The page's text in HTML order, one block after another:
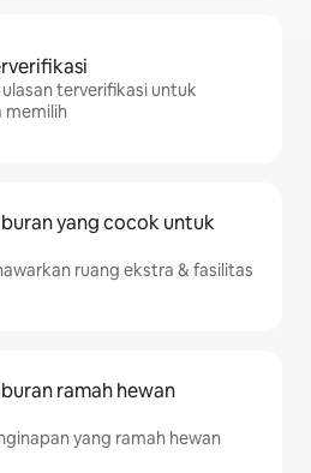
ulasan terverifikasi untuk
memilih
yang cocok untuk
ruang ekstra & fasilitas
ramah hewan
yang ramah hewan